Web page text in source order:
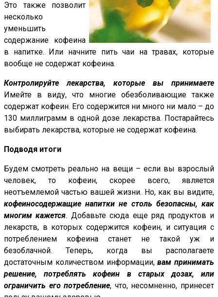
Это также позволит
несколько
уменьшить
содержание кофеина
в напитке. Или начните пить чаи на травах, которые
вообще не содержат кофеина.
Контролируйте лекарства, которые вы принимаете
Имейте в виду, что многие обезболивающие также
содержат кофеин. Его содержится ни много ни мало – до
130 миллиграмм в одной дозе лекарства. Постарайтесь
выбирать лекарства, которые не содержат кофеина.
Подводя итоги
Будем смотреть реально на вещи – если вы взрослый
человек, то кофеин, скорее всего, является
неотъемлемой частью вашей жизни. Но, как вы видите,
кофеиносодержащие напитки не столь безопасны, как
многим кажется. Добавьте сюда еще ряд продуктов и
лекарств, в которых содержится кофеин, и ситуация с
потреблением кофеина станет не такой уж и
безоблачной. Теперь, когда вы располагаете
достаточным количеством информации,вам принимать
решение, потреблять кофеин в старых дозах, или
ограничить его потребление, что, несомненно, принесет